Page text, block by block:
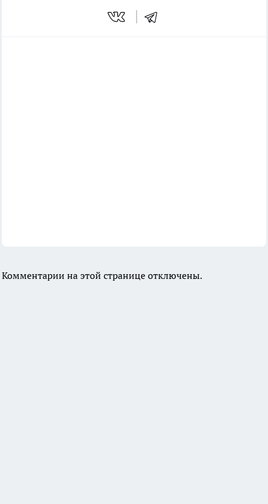
Комментарии на этой странице отключены.